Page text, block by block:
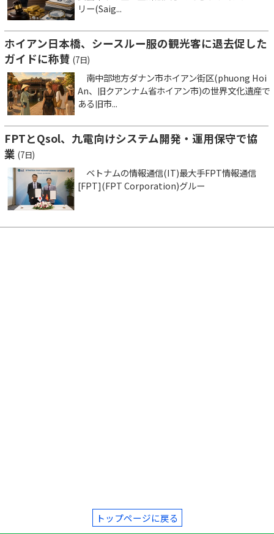
リー(Saig...
ホイアン日本橋、シースルー服の観光客に退去促した
ガイドに称賛 (7日)
南中部地方ダナン市ホイアン街区(phuong Hoi
An、旧クアンナム省ホイアン市)の世界文化遺産で
ある旧市...
FPTとQsol、九電向けシステム開発・運用保守で協
業 (7日)
ベトナムの情報通信(IT)最大手FPT情報通信
[FPT](FPT Corporation)グルー
トップページに戻る